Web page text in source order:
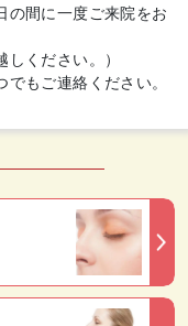
の間に一度ご来院をお
ください。）
もご連絡ください。